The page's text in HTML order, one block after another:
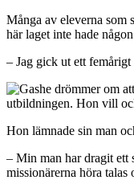
Många av eleverna som
här laget inte hade
– Jag gick ut ett
utbildningen. Hon vill
Hon lämnade sin man
– Min man har dragit ett
missionärerna höra